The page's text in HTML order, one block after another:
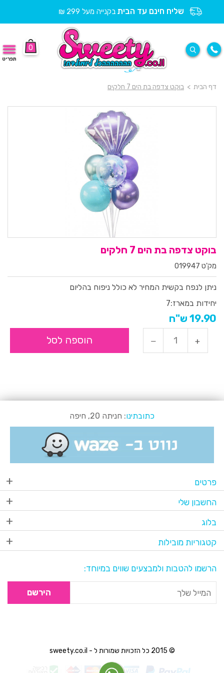
שליח חינם עד הבית בקנייה מעל 299 ₪
0
תפריט
דף הבית > בוקט צדפה בת הים 7 חלקים
בוקט צדפה בת הים 7 חלקים
מק'ט 019947
ניתן לנפח בקשית המחיר לא כולל ניפוח בהליום
יחידות במארז:7
19.90 ש"ח
הוספה לסל
כתובתינו: חניתה 20, חיפה
פרטים
החשבון שלי
בלוג
קטגוריות מובילות
הרשמו להטבות ולמבצעים שווים במיוחד:
הירשם
© 2015 כל הזכויות שמורות ל - sweety.co.il